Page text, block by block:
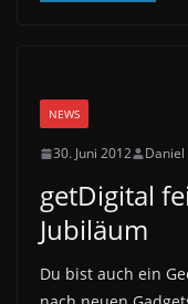
NEWS
30. Juni 2012 Daniel
getDigital
Jubiläum
Du bist auch ein